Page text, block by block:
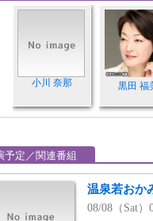
小川 奈那 黒田 福
予定／関連番組
温泉若おか
08/08（Sat